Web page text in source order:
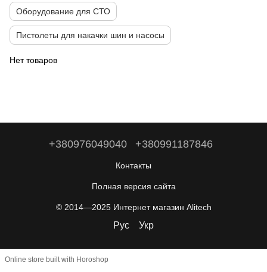
Оборудование для СТО
Пистолеты для накачки шин и насосы
Нет товаров
+380976049040 +380991187846
Контакты
Полная версия сайта
© 2014—2025 Интернет магазин Alitech
Рус Укр
Online store built with Horoshop